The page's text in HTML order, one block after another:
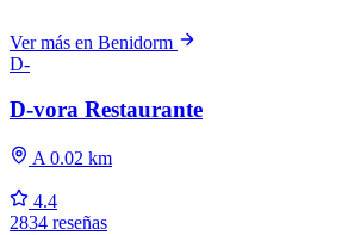
Ver más en Benidorm
D-
D-vora Restaurante
A 0.02 km
4.4
2834 reseñas